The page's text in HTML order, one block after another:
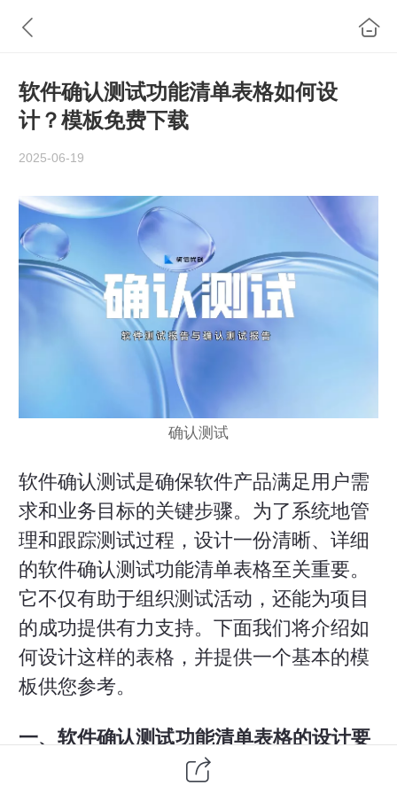
软件确认测试功能清单表格如何设
计？模板免费下载
2025-06-19
确认测试
软件确认测试是确保软件产品满足用户需
求和业务目标的关键步骤。为了系统地管
理和跟踪测试过程，设计一份清晰、详细
的软件确认测试功能清单表格至关重要。
它不仅有助于组织测试活动，还能为项目
的成功提供有力支持。下面我们将介绍如
何设计这样的表格，并提供一个基本的模
板供您参考。
一、软件确认测试功能清单表格的设计要